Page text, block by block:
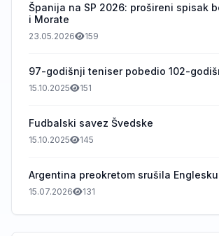
Španija na SP 2026: prošireni spisak
i Morate
23.05.2026 159
97-godišnji teniser pobedio 102-
15.10.2025 151
Fudbalski savez Švedske
15.10.2025 145
Argentina preokretom srušila
15.07.2026 131